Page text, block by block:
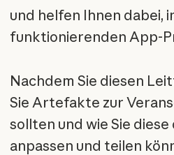
und helfen Ihnen dabei,
funktionierenden App-
Nachdem Sie diesen
Sie Artefakte zur
sollten und wie Sie
anpassen und teilen